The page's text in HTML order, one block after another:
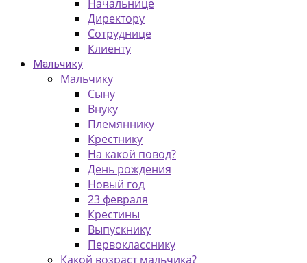
Начальнице
Директору
Сотруднице
Клиенту
Мальчику
Мальчику
Сыну
Внуку
Племяннику
Крестнику
На какой повод?
День рождения
Новый год
23 февраля
Крестины
Выпускнику
Первокласснику
Какой возраст мальчика?